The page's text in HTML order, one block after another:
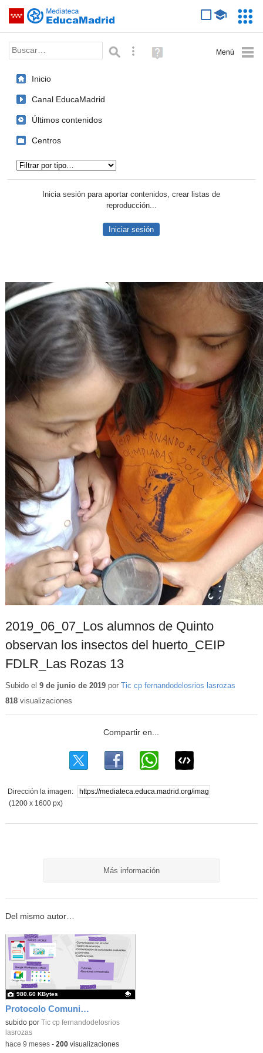
Saltar navegación
Palabra o frase: Búsqueda avanzada
Ayuda
(en
Inicio
Canal EducaMadrid
Últimos contenidos
Centros
Inicia sesión para aportar contenidos, crear listas de
reproducción...
Iniciar sesión
2019_06_07_Los alumnos de Quinto
observan los insectos del huerto_CEIP
FDLR_Las Rozas 13
Subido el 9 de junio de 2019por Tic cp fernandodelosrios lasrozas
818visualizaciones
Dirección la imagen:
(1200 x 1600 px)
Más información
Del mismo autor…
Protocolo Comunicación Familia Colegio_CEIP FDLR_Las Rozas
Contenido educativo.
subido por Tic cp fernandodelosrios
lasrozas
980.60 KBytes
-hace 9 meses- 200visualizaciones